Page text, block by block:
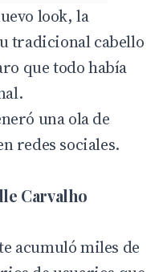
look, la
tradicional cabello
que todo había
una ola de
redes sociales.
Carvalho
acumuló miles de